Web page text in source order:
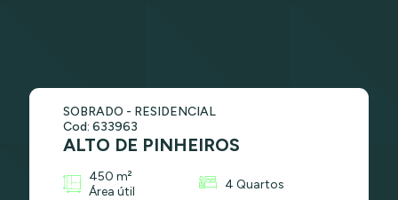
SOBRADO - RESIDENCIAL
Cod: 633963
ALTO DE PINHEIROS
450 m²
Área útil
4 Quartos